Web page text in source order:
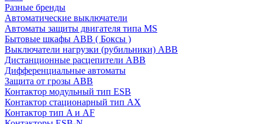
Разные бренды
Автоматические выключатели
Автоматы защиты двигателя типа MS
Бытовые шкафы ABB ( Боксы )
Выключатели нагрузки (рубильники) ABB
Дистанционные расцепители ABB
Дифференциальные автоматы
Защита от грозы ABB
Контактор модульный тип ESB
Контактор стационарный тип AX
Контактор тип A и AF